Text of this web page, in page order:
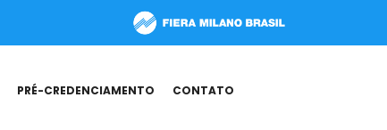
PRÉ-CREDENCIAMENTO CONTATO